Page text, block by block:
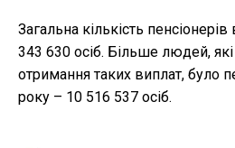
Загальна кількість
343 630 осіб. Більше людей,
отримання таких виплат, було
року – 10 516 537 осіб.